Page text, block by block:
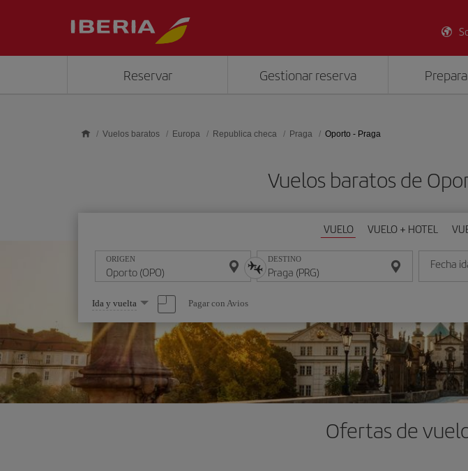
Reservar Gestionar reserva
Vuelos baratos Europa Republica checa Praga Oporto - Praga
Vuelos baratos de
VUELO VUELO + HOTEL
ORIGEN DESTINO Fecha
Introduce
Seleccione
una
opción
Ida y vuelta Pagar con Avios
Ofertas de